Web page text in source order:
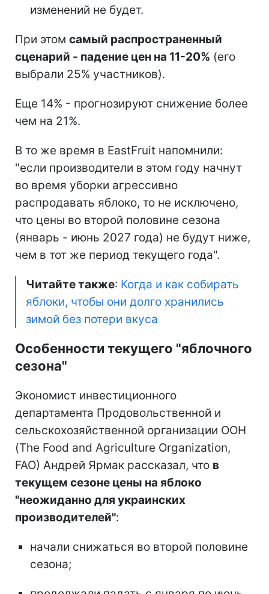
изменений не будет.
При этом самый распространенный
сценарий - падение цен на 11-20% (его
выбрали 25% участников).
Еще 14% - прогнозируют снижение более
чем на 21%.
В то же время в EastFruit напомнили:
"если производители в этом году начнут
во время уборки агрессивно
распродавать яблоко, то не исключено,
что цены во второй половине сезона
(январь - июнь 2027 года) не будут ниже,
чем в тот же период текущего года".
Читайте также: Когда и как собирать
яблоки, чтобы они долго хранились
зимой без потери вкуса
Особенности текущего "яблочного
сезона"
Экономист инвестиционного
департамента Продовольственной и
сельскохозяйственной организации ООН
(The Food and Agriculture Organization,
FAO) Андрей Ярмак рассказал, что в
текущем сезоне цены на яблоко
"неожиданно для украинских
производителей":
начали снижаться во второй половине
сезона;